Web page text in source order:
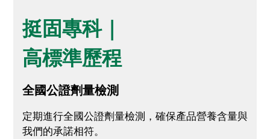
挺固專科｜
高標準歷程
全國公證劑量檢測
定期進行全國公證劑量檢測，確保產品營養含量與
我們的承諾相符。